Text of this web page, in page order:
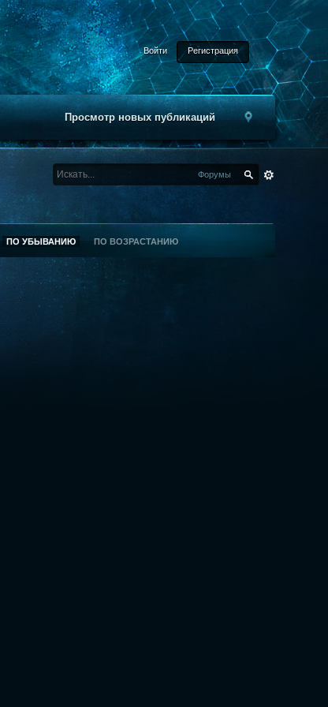
Войти Регистрация
Просмотр новых публикаций
Форумы
ПО УБЫВАНИЮ ПО ВОЗРАСТАНИЮ